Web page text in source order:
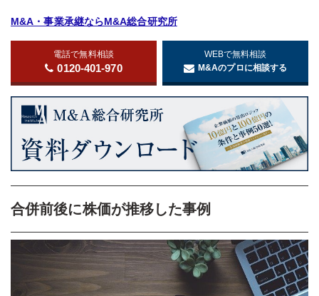
M&A・事業承継ならM&A総合研究所
電話で無料相談
0120-401-970
WEBで無料相談
M&Aのプロに相談する
合併前後に株価が推移した事例